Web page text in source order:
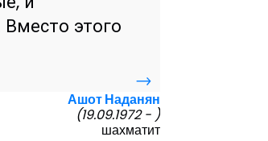
этого
→
Ашот Наданян
(19.09.1972 - )
шахматит